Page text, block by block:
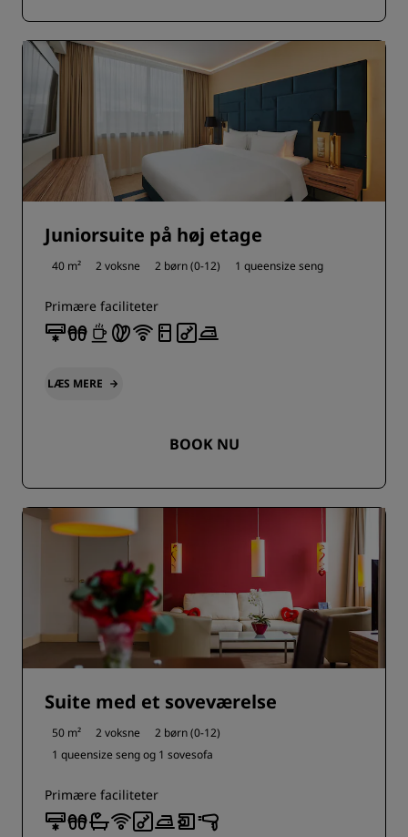
Juniorsuite på høj etage
40 m² 2 voksne 2 børn (0-12) 1 queensize seng
Primære faciliteter
LÆS MERE
BOOK NU
Suite med et soveværelse
50 m² 2 voksne
2 børn (0-12)
1 queensize seng og 1 sovesofa
Primære faciliteter